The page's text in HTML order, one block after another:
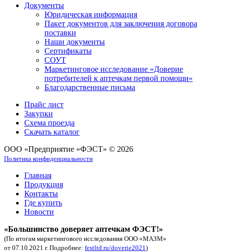
Документы
Юридическая информация
Пакет документов для заключения договора
поставки
Наши документы
Сертификаты
СОУТ
Маркетинговое исследование «Доверие
потребителей к аптечкам первой помощи»
Благодарственные письма
Прайс лист
Закупки
Схема проезда
Скачать каталог
ООО «Предприятие «ФЭСТ» © 2026
Политика конфиденциальности
Главная
Продукция
Контакты
Где купить
Новости
«Большинство доверяет аптечкам ФЭСТ!»
(По итогам маркетингового исследования ООО «МАЗМ»
от 07.10.2021 г. Подробнее: festltd.ru/doverie2021 )